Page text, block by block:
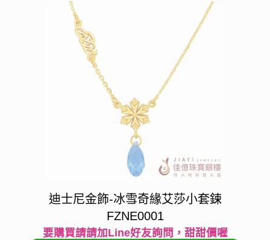
迪士尼金飾-冰雪奇緣艾莎小套鍊
FZNE0001
要購買請請加Line好友詢問，甜甜價喔